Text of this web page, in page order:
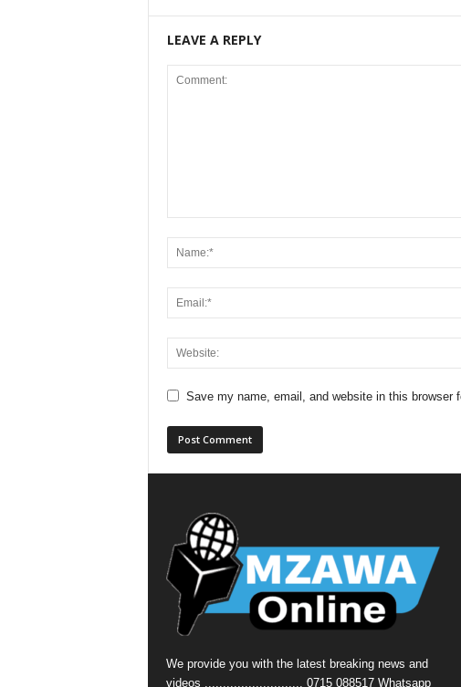
LEAVE A REPLY
Save my name, email, and website in this browser
We provide you with the latest breaking news and
videos ........................... 0715 088517 Whatsapp